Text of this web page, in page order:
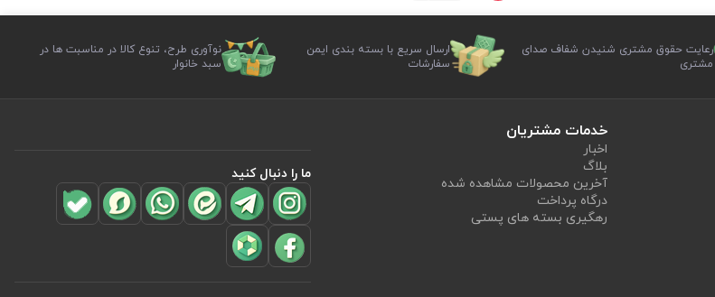
رعایت حقوق مشتری شنیدن شفاف صدای
مشتری
ارسال سریع با بسته بندی ایمن
سفارشات
نوآوری طرح، تنوع کالا در مناسبت ها در
سبد خانوار
خدمات مشتریان
اخبار
بلاگ
آخرین محصولات مشاهده شده
درگاه پرداخت
رهگیری بسته های پستی
ما را دنبال کنید